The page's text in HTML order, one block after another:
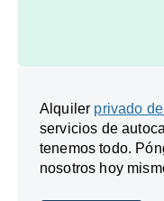
Alquiler privado
servicios de
tenemos todo.
nosotros hoy